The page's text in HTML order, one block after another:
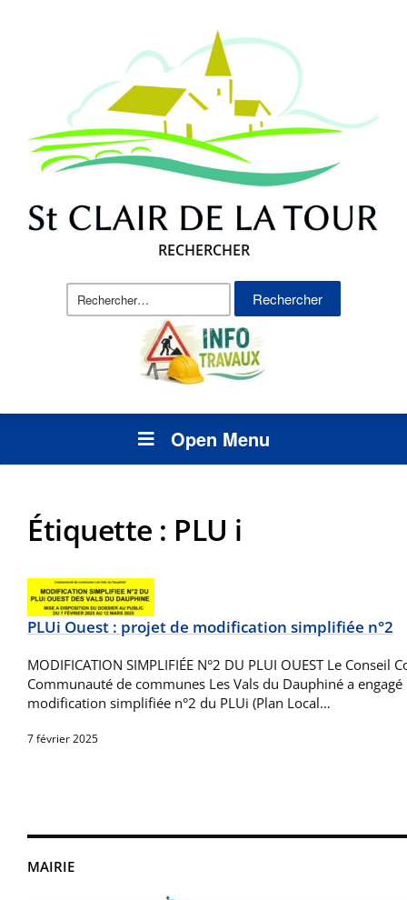
RECHERCHER
Rechercher :
Open Menu
MAIRIE
Étiquette : PLU i
PLUi Ouest : projet de modification simplifiée n°2
MODIFICATION SIMPLIFIÉE N°2 DU PLUI OUEST Le Conseil
Communauté de communes Les Vals du Dauphiné a
modification simplifiée n°2 du PLUi (Plan Local…
7 février 2025